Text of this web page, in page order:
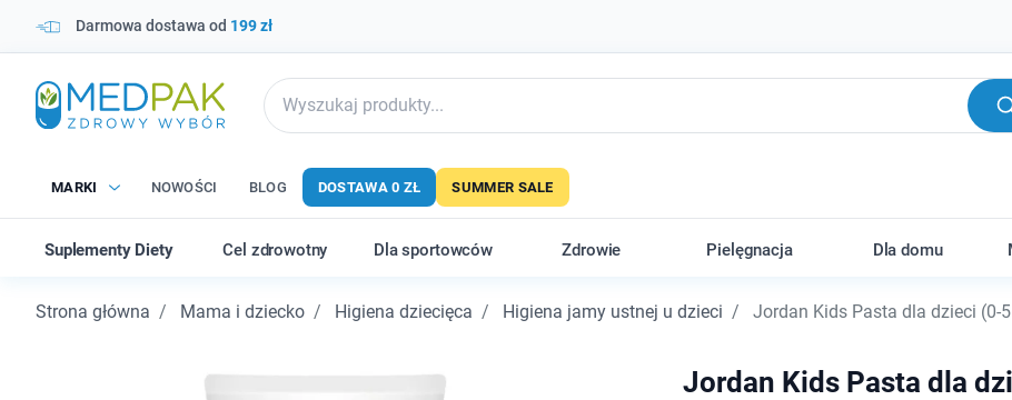
Darmowa dostawa od 199 zł
MARKI NOWOŚCI BLOG DOSTAWA 0 ZŁ SUMMER SALE
Suplementy Diety Cel zdrowotny Dla sportowców Zdrowie Pielęgnacja Dla domu
Strona główna Mama i dziecko Higiena dziecięca Higiena jamy ustnej u dzieci Jordan Kids Pasta dla dzieci (0-
Jordan Kids Pasta dla